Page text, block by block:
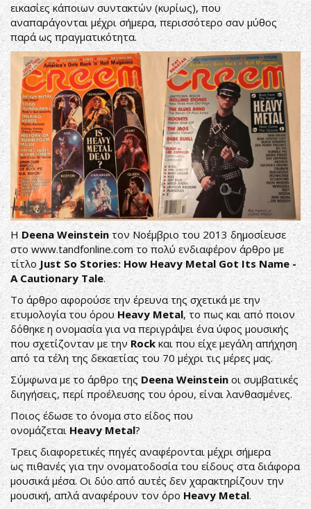
εικασίες κάποιων συντακτών (κυρίως), που
αναπαράγονται μέχρι σήμερα, περισσότερο σαν μύθος
παρά ως πραγματικότητα.
ΗDeena Weinsteinτον Νοέμβριο του 2013 δημοσίευσε
στο www.tandfonline.comτο πολύ ενδιαφέρον άρθρο με
τίτλο Just So Stories: How Heavy Metal Got Its Name -
A Cautionary Tale.
Το άρθρο αφορούσε την έρευνα της σχετικά με την
ετυμολογία του όρουHeavy Metal, το πως και από ποιον
δόθηκε η ονομασία για να περιγράψει ένα ύφος μουσικής
που σχετίζονταν με τηνRock και που είχε μεγάλη απήχηση
από τα τέλη της δεκαετίας του 70 μέχρι τις μέρες μας.
Σύμφωνα με το άρθρο της Deena Weinstein οι συμβατικές
διηγήσεις, περί προέλευσης του όρου, είναι λανθασμένες.
Ποιος έδωσε το όνομα στο είδος που
ονομάζεται Heavy Metal?
Τρεις διαφορετικές πηγές αναφέρονται μέχρι σήμερα
ως πιθανές για την ονοματοδοσία του είδους στα διάφορα
μουσικά μέσα. Οι δύο από αυτές δεν χαρακτηρίζουν την
μουσική, απλά αναφέρουν τον όρο Heavy Metal.